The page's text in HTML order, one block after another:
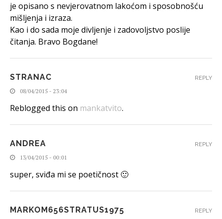
je opisano s nevjerovatnom lakoćom i sposobnošću
mišljenja i izraza.
Kao i do sada moje divljenje i zadovoljstvo poslije
čitanja. Bravo Bogdane!
STRANAC
08/04/2015 - 23:04
Reblogged this on mankatvito.
REPLY
ANDREA
13/04/2015 - 00:01
super, sviđa mi se poetičnost 🙂
REPLY
MARKOM656STRATUS1975 REPLY